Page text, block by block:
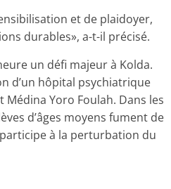
et de plaidoyer,
durables», a-t-il précisé.
un défi majeur à Kolda.
d’un hôpital psychiatrique
Yoro Foulah. Dans les
d’âges moyens fument de
à la perturbation du